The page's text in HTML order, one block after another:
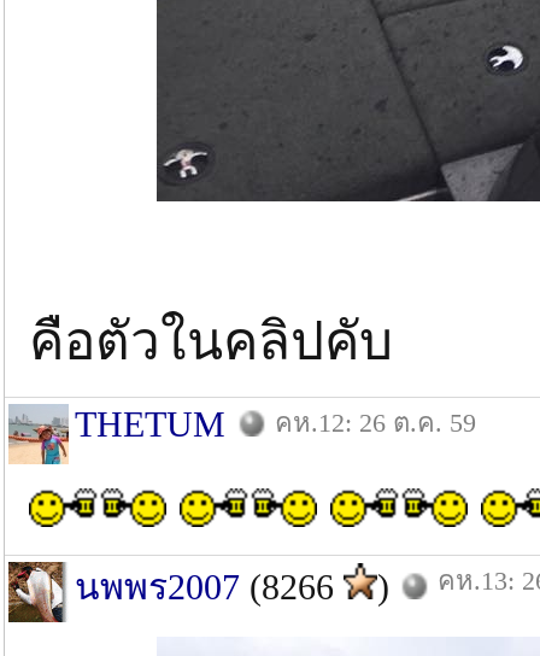
คือตัวในคลิปคับ
THETUM คห.12: 26 ต.ค. 59
นพพร2007 (8266 ) คห.13: